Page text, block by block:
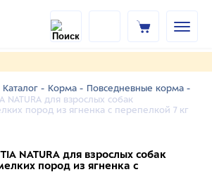
Каталог - Корма - Повседневные корма -
NATURA для взрослых собак
пород из ягненка с перепелкой 7 кг
NATURA для взрослых собак
пород из ягненка с